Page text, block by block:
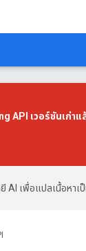
API เวอร์ชันเก่
ยี AI เพื่อแปลเนื้อห